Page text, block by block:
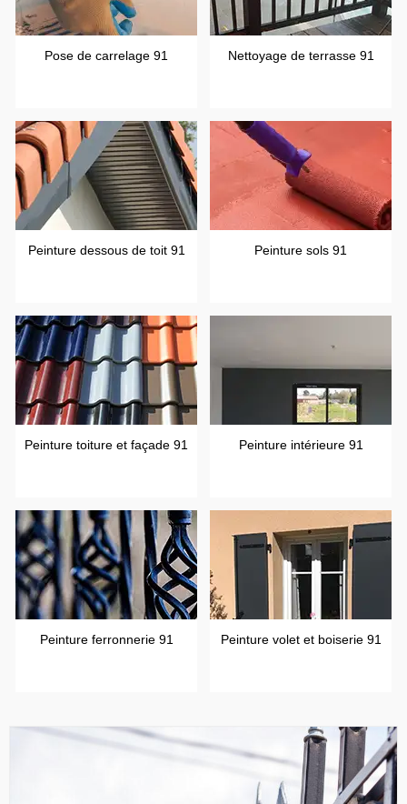
Pose de carrelage 91 Nettoyage de terrasse 91
Peinture dessous de toit 91 Peinture sols 91
Peinture toiture et façade 91 Peinture intérieure 91
Peinture ferronnerie 91 Peinture volet et boiserie 91